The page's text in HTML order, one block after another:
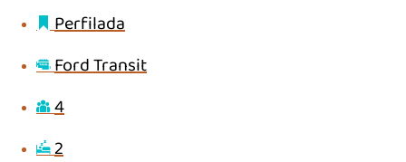
Perfilada
Ford Transit
4
2